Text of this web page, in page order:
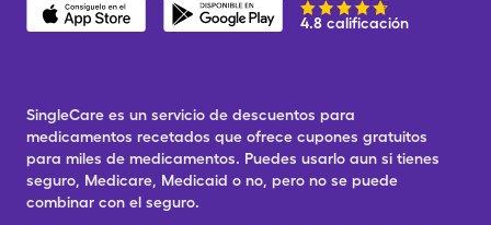
4.8 calificación
SingleCare es un servicio de descuentos para
medicamentos recetados que ofrece cupones gratuitos
para miles de medicamentos. Puedes usarlo aun si tienes
seguro, Medicare, Medicaid o no, pero no se puede
combinar con el seguro.